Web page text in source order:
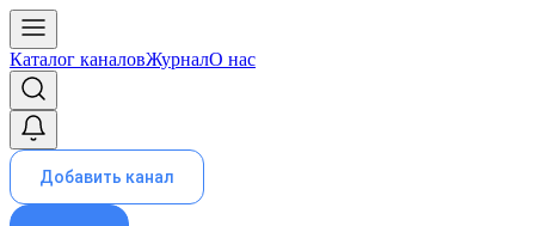
Каталог каналовЖурналО нас
Добавить канал